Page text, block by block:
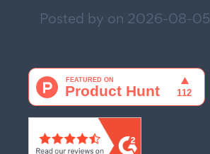
Posted by on 2026-08-05